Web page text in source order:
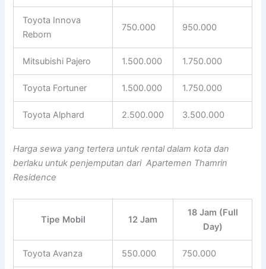
Toyota Innova
Reborn
750.000 950.000
Mitsubishi Pajero 1.500.000 1.750.000
Toyota Fortuner 1.500.000 1.750.000
Toyota Alphard 2.500.000 3.500.000
Harga sewa yang tertera untuk rental dalam kota dan
berlaku untuk penjemputan dari Apartemen Thamrin
Residence
Tipe Mobil 12 Jam
18 Jam (Full
Day)
Toyota Avanza 550.000 750.000